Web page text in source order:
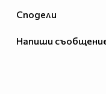
Сподели
Напиши